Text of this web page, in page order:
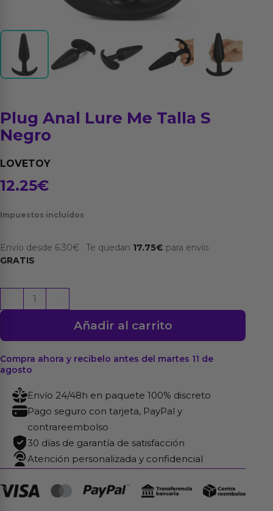
Plug Anal Lure Me Talla S
Negro
LOVETOY
12.25€
Impuestos incluídos
Envío desde 6.30€ · Te quedan 17.75€ para envío
GRATIS
Anal
Me
Talla
S
Negro
cantidad
Añadir al carrito
Compra ahora y recíbelo antes del martes 11 de
agosto
Envío 24/48h en paquete 100% discreto
Pago seguro con tarjeta, PayPal y
contrareembolso
30 días de garantía de satisfacción
Atención personalizada y confidencial